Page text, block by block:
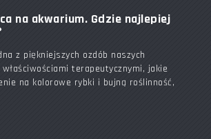
na akwarium. Gdzie najlepiej
z piękniejszych ozdób naszych
terapeutycznymi, jakie
na kolorowe rybki i bujną roślinność,